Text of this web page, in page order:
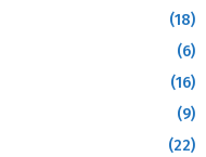
(18)
(6)
(16)
(9)
(22)